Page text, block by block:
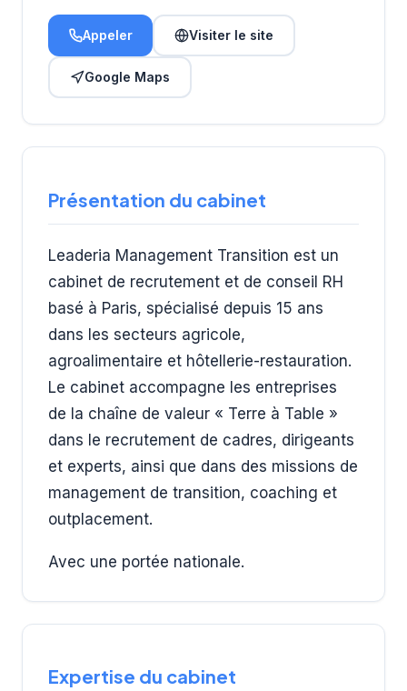
Appeler Visiter le site
Google Maps
Présentation du cabinet
Leaderia Management Transition est un
cabinet de recrutement et de conseil RH
basé à Paris, spécialisé depuis 15 ans
dans les secteurs agricole,
agroalimentaire et hôtellerie-restauration.
Le cabinet accompagne les entreprises
de la chaîne de valeur « Terre à Table »
dans le recrutement de cadres, dirigeants
et experts, ainsi que dans des missions de
management de transition, coaching et
outplacement.
Avec une portée nationale.
Expertise du cabinet